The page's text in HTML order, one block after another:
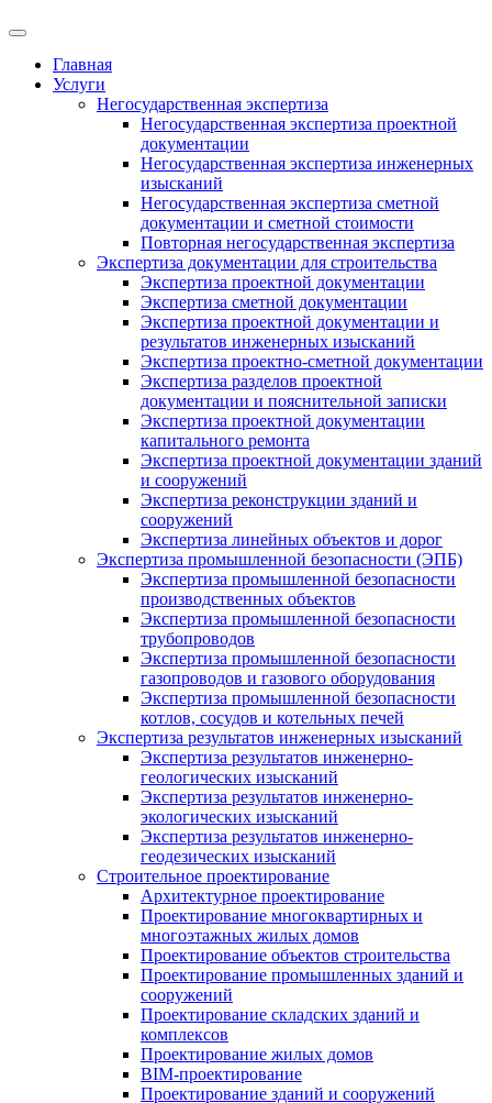
Главная
Услуги
Негосударственная экспертиза
Негосударственная экспертиза проектной
документации
Негосударственная экспертиза инженерных
изысканий
Негосударственная экспертиза сметной
документации и сметной стоимости
Повторная негосударственная экспертиза
Экспертиза документации для строительства
Экспертиза проектной документации
Экспертиза сметной документации
Экспертиза проектной документации и
результатов инженерных изысканий
Экспертиза проектно-сметной документации
Экспертиза разделов проектной
документации и пояснительной записки
Экспертиза проектной документации
капитального ремонта
Экспертиза проектной документации зданий
и сооружений
Экспертиза реконструкции зданий и
сооружений
Экспертиза линейных объектов и дорог
Экспертиза промышленной безопасности (ЭПБ)
Экспертиза промышленной безопасности
производственных объектов
Экспертиза промышленной безопасности
трубопроводов
Экспертиза промышленной безопасности
газопроводов и газового оборудования
Экспертиза промышленной безопасности
котлов, сосудов и котельных печей
Экспертиза результатов инженерных изысканий
Экспертиза результатов инженерно-
геологических изысканий
Экспертиза результатов инженерно-
экологических изысканий
Экспертиза результатов инженерно-
геодезических изысканий
Строительное проектирование
Архитектурное проектирование
Проектирование многоквартирных и
многоэтажных жилых домов
Проектирование объектов строительства
Проектирование промышленных зданий и
сооружений
Проектирование складских зданий и
комплексов
Проектирование жилых домов
BIM-проектирование
Проектирование зданий и сооружений